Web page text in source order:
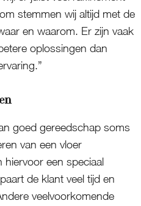
stemmen wij altijd met de
en waarom. Er zijn vaak
oplossingen dan
goed gereedschap soms
van een vloer
hiervoor een speciaal
de klant veel tijd en
veelvoorkomende